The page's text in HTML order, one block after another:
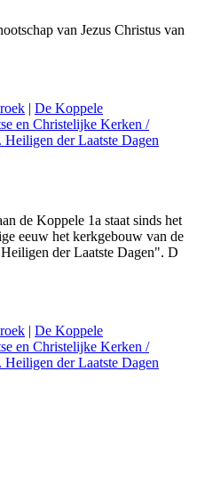
van Jezus Christus van
| De Koppele
en Christelijke Kerken /
Heiligen der Laatste Dagen
de Koppele 1a staat sinds het
eeuw het kerkgebouw van de
der Laatste Dagen". D
| De Koppele
en Christelijke Kerken /
Heiligen der Laatste Dagen